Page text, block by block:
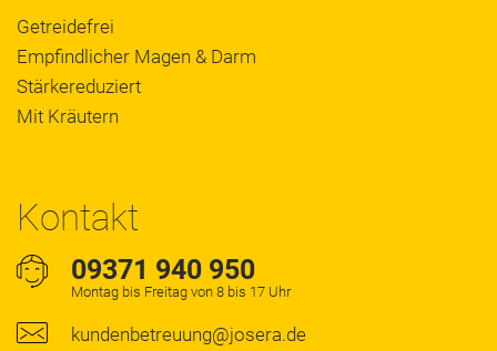
Getreidefrei
Empfindlicher Magen & Darm
Stärkereduziert
Mit Kräutern
Kontakt
09371 940 950
Montag bis Freitag von 8 bis 17 Uhr
kundenbetreuung@josera.de